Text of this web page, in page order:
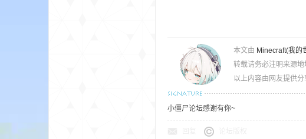
本文由 Minecraft(我
转载请务必注明来源地
以上内容由网友提供
小僵尸论坛感谢有你~